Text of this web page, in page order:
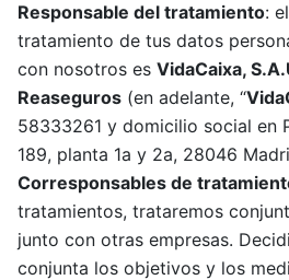
Responsable del tratamiento:
tratamiento de tus datos
con nosotros es VidaCaixa,
Reaseguros (en adelante, “
58333261 y domicilio social en
189, planta 1a y 2a, 28046
Corresponsables de
tratamientos, trataremos
junto con otras empresas.
conjunta los objetivos y los